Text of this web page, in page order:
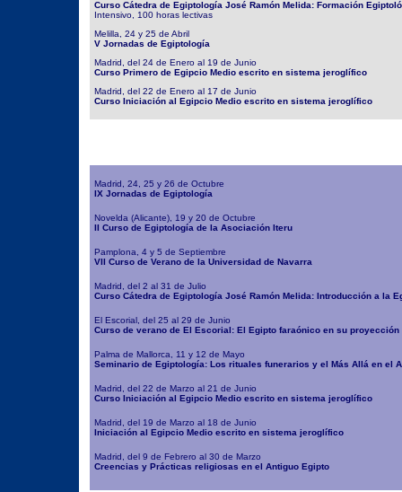
Curso Cátedra de Egiptología José Ramón Melida: Formación
Intensivo, 100 horas lectivas
Melilla, 24 y 25 de Abril
V Jornadas de Egiptología
Madrid, del 24 de Enero al 19 de Junio
Curso Primero de Egipcio Medio escrito en sistema jeroglífico
Madrid, del 22 de Enero al 17 de Junio
Curso Iniciación al Egipcio Medio escrito en sistema jeroglífico
Madrid, 24, 25 y 26 de Octubre
IX Jornadas de Egiptología
Novelda (Alicante), 19 y 20 de Octubre
II Curso de Egiptología de la Asociación Iteru
Pamplona, 4 y 5 de Septiembre
VII Curso de Verano de la Universidad de Navarra
Madrid, del 2 al 31 de Julio
Curso Cátedra de Egiptología José Ramón Melida: Introducción a la
El Escorial, del 25 al 29 de Junio
Curso de verano de El Escorial: El Egipto faraónico en su
Palma de Mallorca, 11 y 12 de Mayo
Seminario de Egiptología: Los rituales funerarios y el Más Allá en el
Madrid, del 22 de Marzo al 21 de Junio
Curso Iniciación al Egipcio Medio escrito en sistema jeroglífico
Madrid, del 19 de Marzo al 18 de Junio
Iniciación al Egipcio Medio escrito en sistema jeroglífico
Madrid, del 9 de Febrero al 30 de Marzo
Creencias y Prácticas religiosas en el Antiguo Egipto